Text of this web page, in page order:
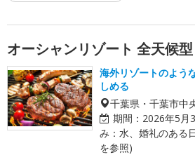
オーシャンリゾート 全天候
海外リゾートのよう
しめる
千葉県・千葉市中
期間： 2026年5月
み：水、婚礼のある
を参照)